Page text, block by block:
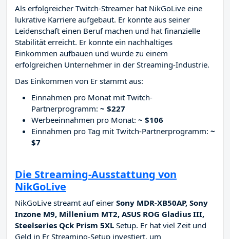
Als erfolgreicher Twitch-Streamer hat NikGoLive eine
lukrative Karriere aufgebaut. Er konnte aus seiner
Leidenschaft einen Beruf machen und hat finanzielle
Stabilität erreicht. Er konnte ein nachhaltiges
Einkommen aufbauen und wurde zu einem
erfolgreichen Unternehmer in der Streaming-Industrie.
Das Einkommen von Er stammt aus:
Einnahmen pro Monat mit Twitch-
Partnerprogramm: ~ $227
Werbeeinnahmen pro Monat: ~ $106
Einnahmen pro Tag mit Twitch-Partnerprogramm: ~
$7
Die Streaming-Ausstattung von
NikGoLive
NikGoLive streamt auf einer Sony MDR-XB50AP, Sony
Inzone M9, Millenium MT2, ASUS ROG Gladius III,
Steelseries Qck Prism 5XL Setup. Er hat viel Zeit und
Geld in Er Streaming-Setup investiert, um